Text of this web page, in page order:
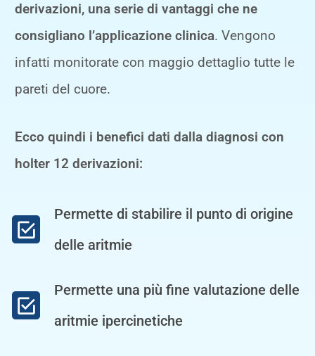
derivazioni, una serie di vantaggi che ne
consigliano l’applicazione clinica. Vengono
infatti monitorate con maggio dettaglio tutte le
pareti del cuore.
Ecco quindi i benefici dati dalla diagnosi con
holter 12 derivazioni:
Permette di stabilire il punto di origine
delle aritmie
Permette una più fine valutazione delle
aritmie ipercinetiche